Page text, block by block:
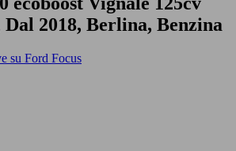
Dal 2018, Berlina, Benzina
su Ford Focus